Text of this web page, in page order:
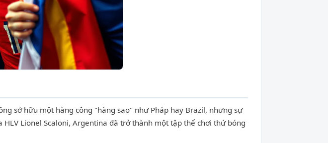
sở hữu một hàng công "hàng sao" như Pháp hay Brazil, nhưng sự
Lionel Scaloni, Argentina đã trở thành một tập thể chơi thứ bóng